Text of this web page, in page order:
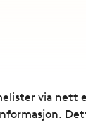
via nett